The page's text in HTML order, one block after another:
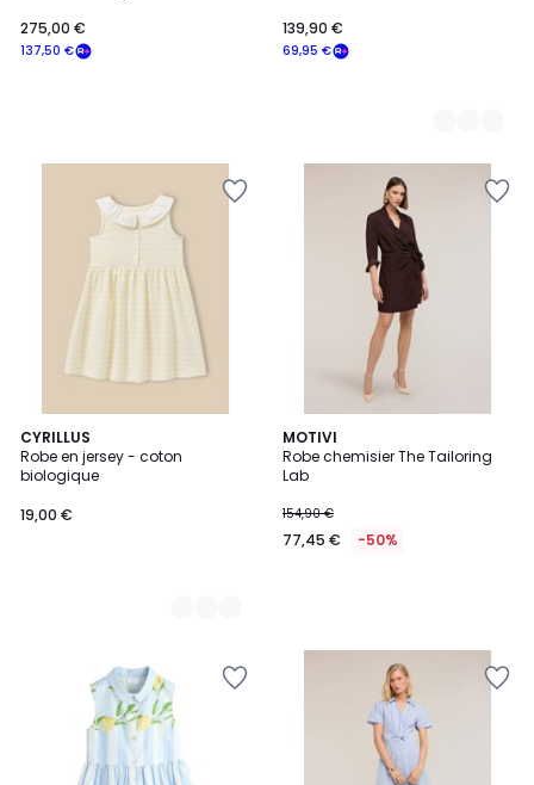
137,50 €
275,00 €
69,95 €
139,90 €
CYRILLUS
Robe en jersey - coton
biologique
19,00 €
2
Couleurs
MOTIVI
Robe chemisier The Tailoring
Lab
154,90 €
77,45 € -50%